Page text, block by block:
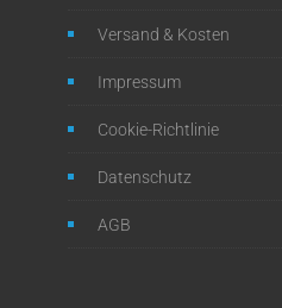
Versand & Kosten
Impressum
Cookie-Richtlinie
Datenschutz
AGB